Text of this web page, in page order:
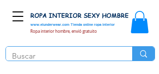
www.elunderwear.com Tienda online ropa interior
ROPA INTERIOR SEXY HOMBRE
Ropa interior hombre, envió gratuito